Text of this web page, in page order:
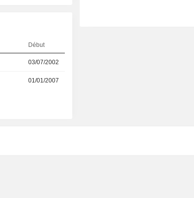
Début
03/07/2002
01/01/2007